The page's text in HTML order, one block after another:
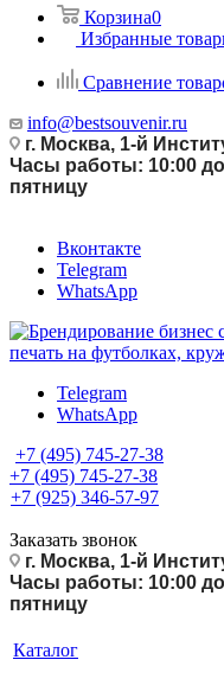
Корзина0
Избранные
Сравнение
info@bestsouvenir.ru
г. Москва, 1-й
Часы работы: 10:00
пятницу
Вконтакте
Telegram
WhatsApp
Telegram
WhatsApp
+7 (495) 745-27-38
+7 (495) 745-27-38
+7 (925) 346-57-97
Заказать звонок
г. Москва, 1-й
Часы работы: 10:00
пятницу
Каталог